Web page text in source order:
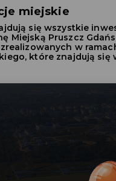
miejskie
się wszystkie
Miejską Pruszcz
w
które znajdują się